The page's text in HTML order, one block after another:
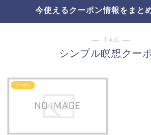
今使えるクーポン情報をまと
― TAG ―
シンプル瞑想クー
クーポン